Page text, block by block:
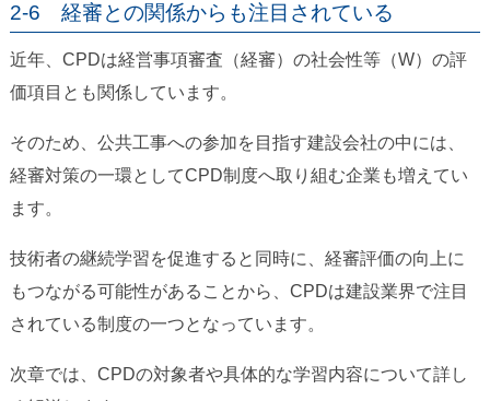
2-6 経審との関係からも注目されている
近年、CPDは経営事項審査（経審）の社会性等（W）の評
価項目とも関係しています。
そのため、公共工事への参加を目指す建設会社の中には、
経審対策の一環としてCPD制度へ取り組む企業も増えてい
ます。
技術者の継続学習を促進すると同時に、経審評価の向上に
もつながる可能性があることから、CPDは建設業界で注目
されている制度の一つとなっています。
次章では、CPDの対象者や具体的な学習内容について詳し